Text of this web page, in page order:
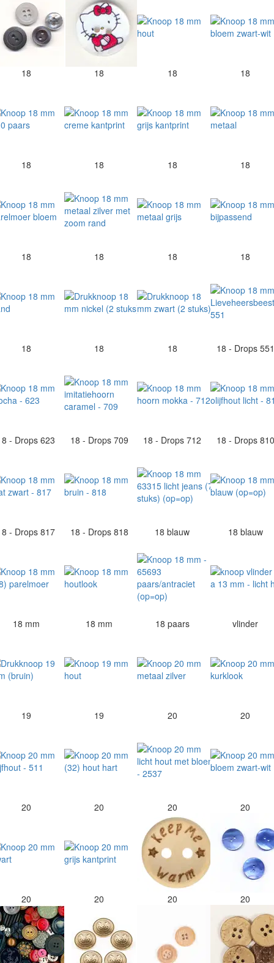
18 18 18 18
18 18 18 18
18 18 18 18
18 18 18 18 - Drops
- Drops 623 18 - Drops 709 18 - Drops 712 18 - Drops
- Drops 817 18 - Drops 818 18 blauw 18 blauw
18 mm 18 mm 18 paars vlinder
19 19 20 20
20 20 20 20
20 20 20 20